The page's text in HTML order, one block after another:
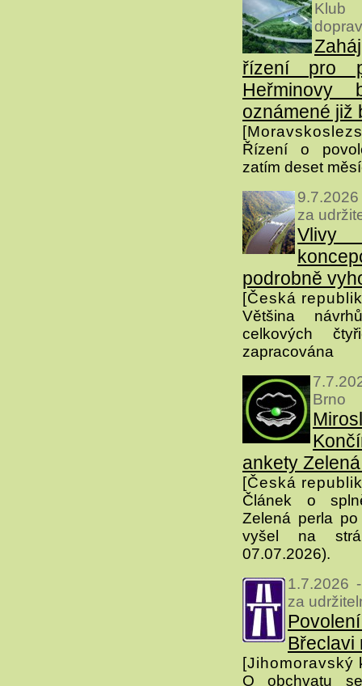
Klub
řízení pro
oznámené již
Řízení o
zatím deset
za
Vlivy
podrobně
[Česká
Většina
celkových
zapracována
Brno
ankety
[Česká
Článek o
Zelená perla
vyšel na
07.07.2026).
1.7.2026
za
Břeclavi
[Jihomoravský
O obchvatu